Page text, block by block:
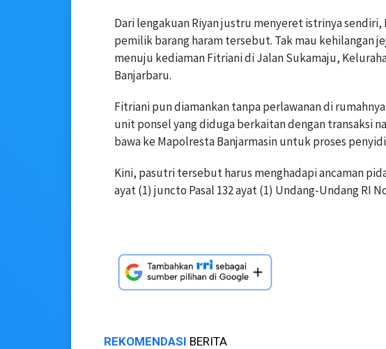
Dari lengakuan Riyan justru menyeret istrinya
pemilik barang haram tersebut. Tak mau kehilangan
menuju kediaman Fitriani di Jalan Sukamaju,
Banjarbaru.
Fitriani pun diamankan tanpa perlawanan di
unit ponsel yang diduga berkaitan dengan transaksi
bawa ke Mapolresta Banjarmasin untuk proses
Kini, pasutri tersebut harus menghadapi ancaman
ayat (1) juncto Pasal 132 ayat (1) Undang-Undang RI
REKOMENDASI BERITA